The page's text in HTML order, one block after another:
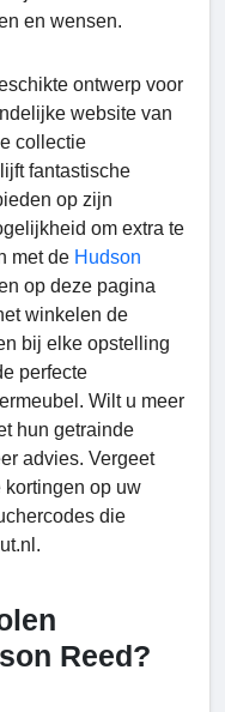
en wensen.
ontwerp voor
website van
collectie
fantastische
op zijn
om extra te
met de Hudson
op deze pagina
winkelen de
bij elke opstelling
perfecte
Wilt u meer
hun getrainde
advies. Vergeet
kortingen op uw
die
Reed?